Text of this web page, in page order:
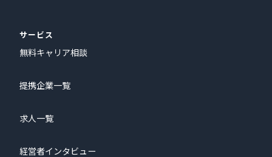
サービス
無料キャリア相談
提携企業一覧
求人一覧
経営者インタビュー